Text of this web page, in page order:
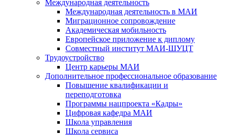
Международная деятельность
Международная деятельность в МАИ
Миграционное сопровождение
Академическая мобильность
Европейское приложение к диплому
Совместный институт МАИ-ШУЦТ
Трудоустройство
Центр карьеры МАИ
Дополнительное профессиональное образование
Повышение квалификации и
переподготовка
Программы нацпроекта «Кадры»
Цифровая кафедра МАИ
Школа управления
Школа сервиса